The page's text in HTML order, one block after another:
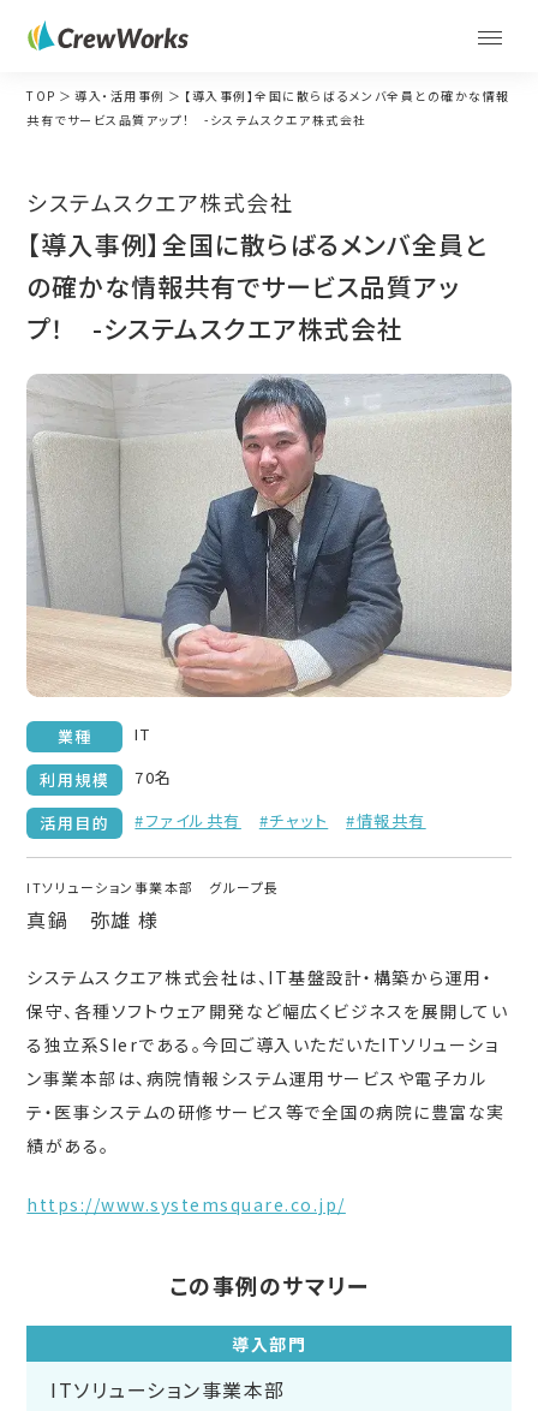
TOP 導入・活用事例
【導入事例】全国に散らばるメンバ全員との確かな情報
共有でサービス品質アップ！ -システムスクエア株式会社
システムスクエア株式会社
【導入事例】全国に散らばるメンバ全員と
の確かな情報共有でサービス品質アッ
プ！ -システムスクエア株式会社
業種
IT
利用規模
70名
活用目的
#ファイル共有 #チャット #情報共有
ITソリューション事業本部 グループ長
真鍋 弥雄 様
システムスクエア株式会社は、IT基盤設計・構築から運用・
保守、各種ソフトウェア開発など幅広くビジネスを展開してい
る独立系SIerである。今回ご導入いただいたITソリューショ
ン事業本部は、病院情報システム運用サービスや電子カル
テ・医事システムの研修サービス等で全国の病院に豊富な実
績がある。
https://www.systemsquare.co.jp/
この事例のサマリー
導入部門
ITソリューション事業本部